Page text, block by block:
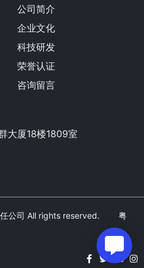
公司简介
企业文化
科技研发
荣誉认证
咨询留言
大厦18楼1809室
任公司 All rights reserved. 粤